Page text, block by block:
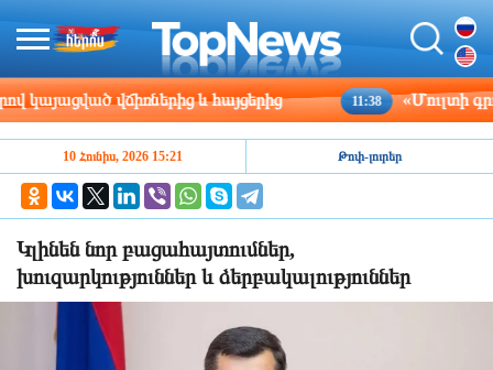
վճիռներից և հայցերից 11:38 «Մուլտի գրուպ»
10 Հունիս, 2026 15:21 Թոփ-լուրեր
Կլինեն նոր բացահայտումներ,
խուզարկություններ և ձերբակալություններ